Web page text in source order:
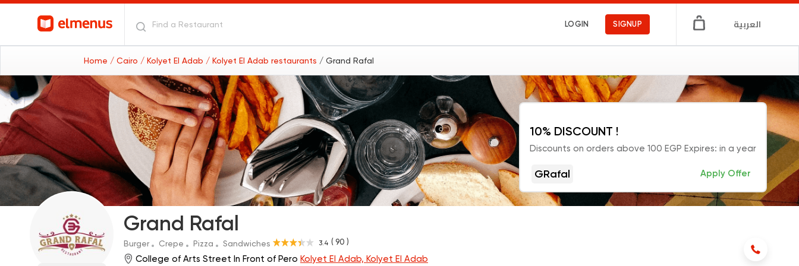
LOGIN SIGNUP العربية
Home / Cairo / Kolyet El Adab / Kolyet El Adab restaurants / Grand Rafal
10% DISCOUNT !
Discounts on orders above 100 EGP Expires: in a year
GRafal Apply Offer
Grand Rafal
3.4 ( 90 )
Burger Crepe Pizza Sandwiches
College of Arts Street In Front of Pero Kolyet El Adab, Kolyet El Adab